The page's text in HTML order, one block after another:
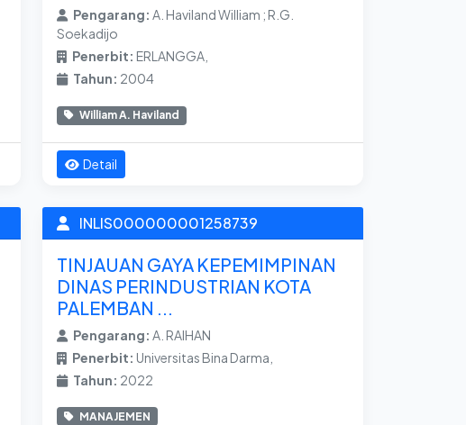
Pengarang: A. Haviland William ; R.G.
Soekadijo
Penerbit: ERLANGGA,
Tahun: 2004
William A. Haviland
Detail
INLIS000000001258739
TINJAUAN GAYA KEPEMIMPINAN
DINAS PERINDUSTRIAN KOTA
PALEMBAN ...
Pengarang: A. RAIHAN
Penerbit: Universitas Bina Darma,
Tahun: 2022
MANAJEMEN